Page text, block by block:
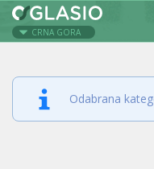
CRNA GORA
Odabrana